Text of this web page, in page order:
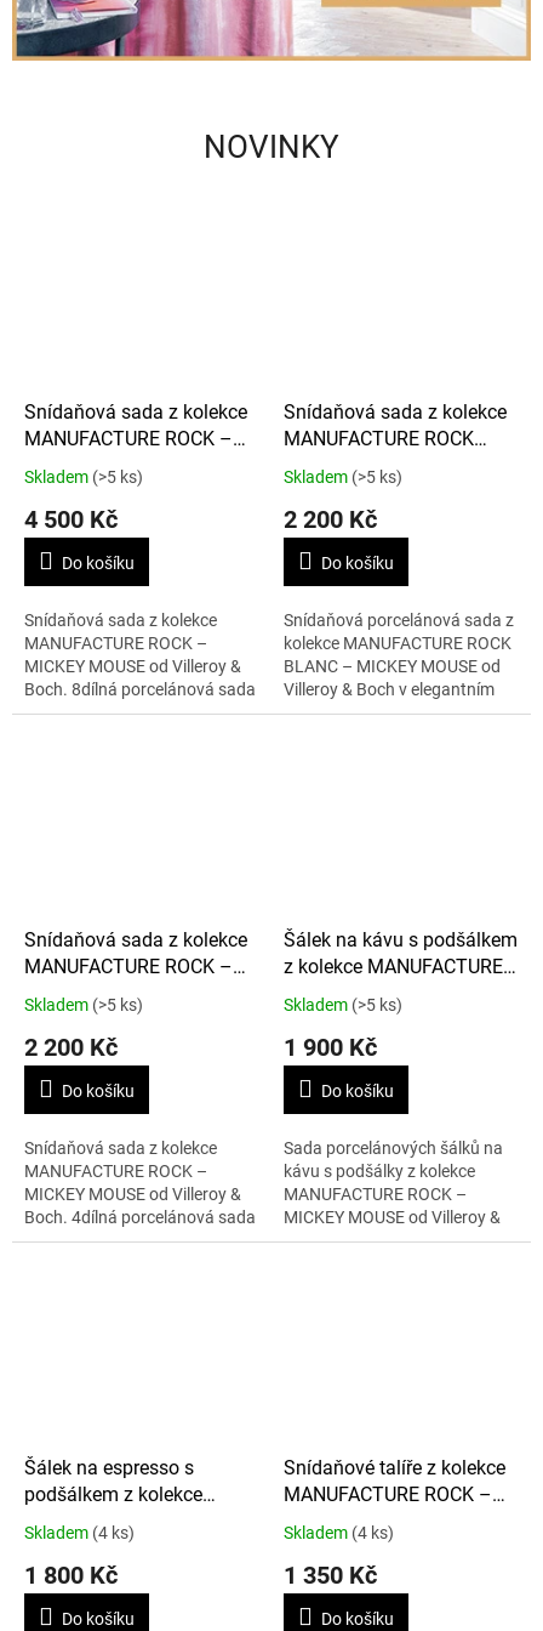
NOVINKY
Snídaňová sada z kolekce
MANUFACTURE ROCK –
MICKEY MOUSE 8 ks
Skladem (>5 ks)
4 500 Kč
Do košíku
Snídaňová sada z kolekce
MANUFACTURE ROCK –
MICKEY MOUSE od Villeroy &
Boch. 8dílná porcelánová sada
obsahuje 2× šálek na kávu (160
Snídaňová sada z kolekce
MANUFACTURE ROCK
BLANC – MICKEY MOUSE
Skladem (>5 ks)
2 200 Kč
Do košíku
Snídaňová porcelánová sada z
kolekce MANUFACTURE ROCK
BLANC – MICKEY MOUSE od
Villeroy & Boch v elegantním
bílém provedení. Sada
Snídaňová sada z kolekce
MANUFACTURE ROCK –
MICKEY MOUSE 4 ks
Skladem (>5 ks)
2 200 Kč
Do košíku
Snídaňová sada z kolekce
MANUFACTURE ROCK –
MICKEY MOUSE od Villeroy &
Boch. 4dílná porcelánová sada
obsahuje šálek na kávu (160
Šálek na kávu s podšálkem
z kolekce MANUFACTURE
ROCK – MICKEY MOUSE
160 ml, 4 ks
Skladem (>5 ks)
1 900 Kč
Do košíku
Sada porcelánových šálků na
kávu s podšálky z kolekce
MANUFACTURE ROCK –
MICKEY MOUSE od Villeroy &
Boch. Stylová kombinace černé
Šálek na espresso s
podšálkem z kolekce
MANUFACTURE ROCK –
MICKEY MOUSE 60 ml, 4
ks
Skladem (4 ks)
1 800 Kč
Do košíku
Snídaňové talíře z kolekce
MANUFACTURE ROCK –
MICKEY MOUSE 22 cm, 2
Skladem (4 ks)
1 350 Kč
Do košíku